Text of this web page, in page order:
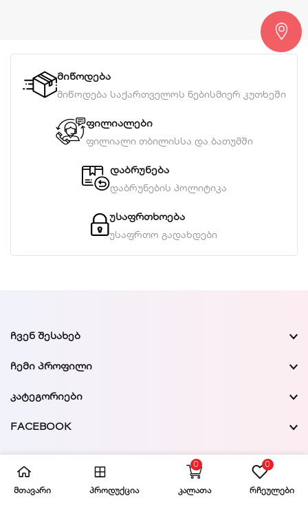
მთავარი პროდუქცია კალათა
0
რჩეულები
0
მიწოდება
მიწოდება საქართველოს ნებისმიერ კუთხეში
ფილიალები
ფილიალი თბილისსა და ბათუმში
დაბრუნება
დაბრუნების პოლიტიკა
უსაფრთხოება
უსაფრთო გადახდები
ᲩᲕᲔᲜ ᲨᲔᲡᲐᲮᲔᲑ
ᲩᲔᲛᲘ ᲞᲠᲝᲤᲘᲚᲘ
ᲙᲐᲢᲔᲒᲝᲠᲘᲔᲑᲘ
FACEBOOK
© 2019-2024 Topautoparts.ge . All Rights Reserved.